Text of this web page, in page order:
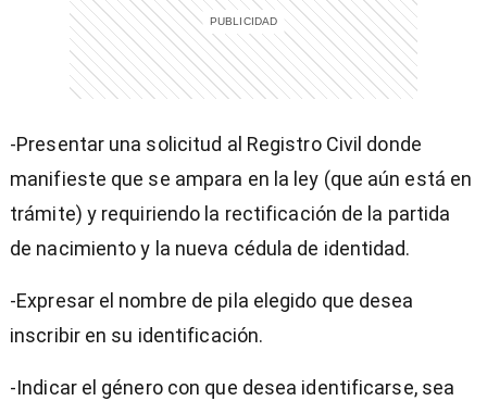
-Presentar una solicitud al Registro Civil donde
manifieste que se ampara en la ley (que aún está en
trámite) y requiriendo la rectificación de la partida
de nacimiento y la nueva cédula de identidad.
-Expresar el nombre de pila elegido que desea
inscribir en su identificación.
-Indicar el género con que desea identificarse, sea